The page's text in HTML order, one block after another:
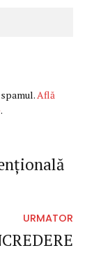
Află
.
URMATOR